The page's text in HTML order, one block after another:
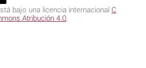
bajo una licencia internacional C
Atribución 4.0.